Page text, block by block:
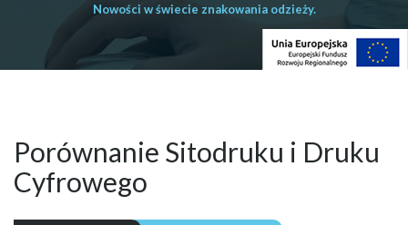
Nowości w świecie znakowania odzieży.
Porównanie Sitodruku i Druku
Cyfrowego